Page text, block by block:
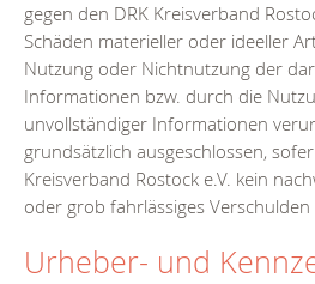
gegen den DRK Kreisverband
Schäden materieller oder ideeller
Nutzung oder Nichtnutzung der
Informationen bzw. durch die
unvollständiger Informationen
grundsätzlich ausgeschlossen,
Kreisverband Rostock e.V. kein
oder grob fahrlässiges Verschulden
Urheber- und